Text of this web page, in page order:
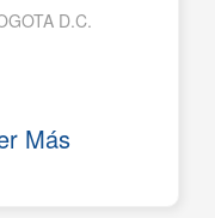
D.C.
Más